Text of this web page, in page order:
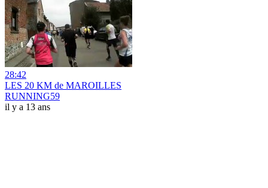
28:42
LES 20 KM de MAROILLES
RUNNING59
il y a 13 ans